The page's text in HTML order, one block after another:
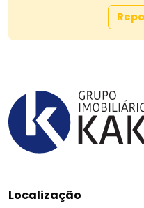
* Valores da locação:*
*Aluguel Bruto:* R$
*Desconto:* R$
Condomínio
IPTU: conforme a guia
Locação facilitada
Localização